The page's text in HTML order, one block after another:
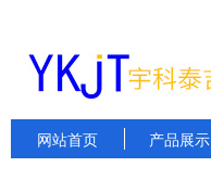
网站首页 产品展示